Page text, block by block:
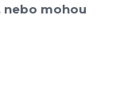
nebo mohou